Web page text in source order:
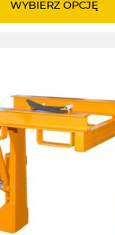
WYBIERZ OPCJĘ